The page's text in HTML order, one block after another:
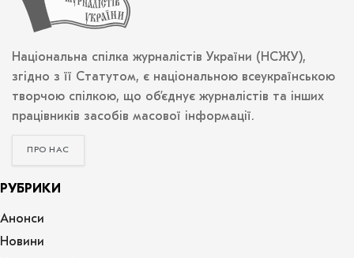
Національна спілка журналістів України (НСЖУ),
згідно з її Статутом, є національною всеукраїнською
творчою спілкою, що об’єднує журналістів та інших
працівників засобів масової інформації.
ПРО НАС
РУБРИКИ
Анонси
Новини